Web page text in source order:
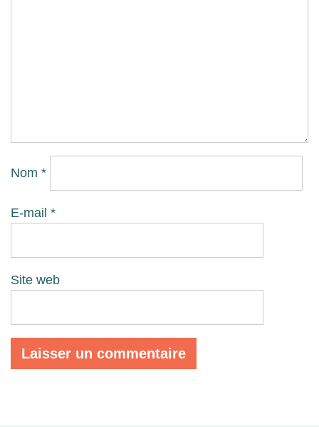
Nom *
E-mail *
Site web